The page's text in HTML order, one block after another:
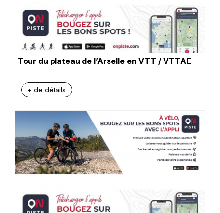
Tour du plateau de l’Arselle en VTT / VTTAE
+ de détails